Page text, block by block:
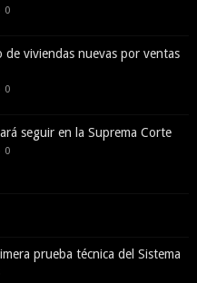
0
de viviendas nuevas por ventas
0
seguir en la Suprema Corte
0
prueba técnica del Sistema